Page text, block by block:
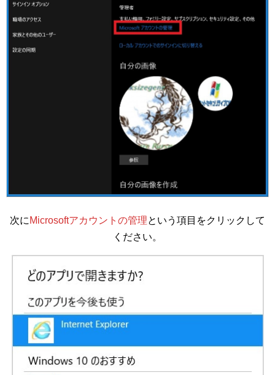
次に Microsoftアカウントの管理という項目をクリックして
ください。